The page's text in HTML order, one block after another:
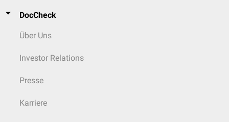
DocCheck
Über Uns
Investor Relations
Presse
Karriere